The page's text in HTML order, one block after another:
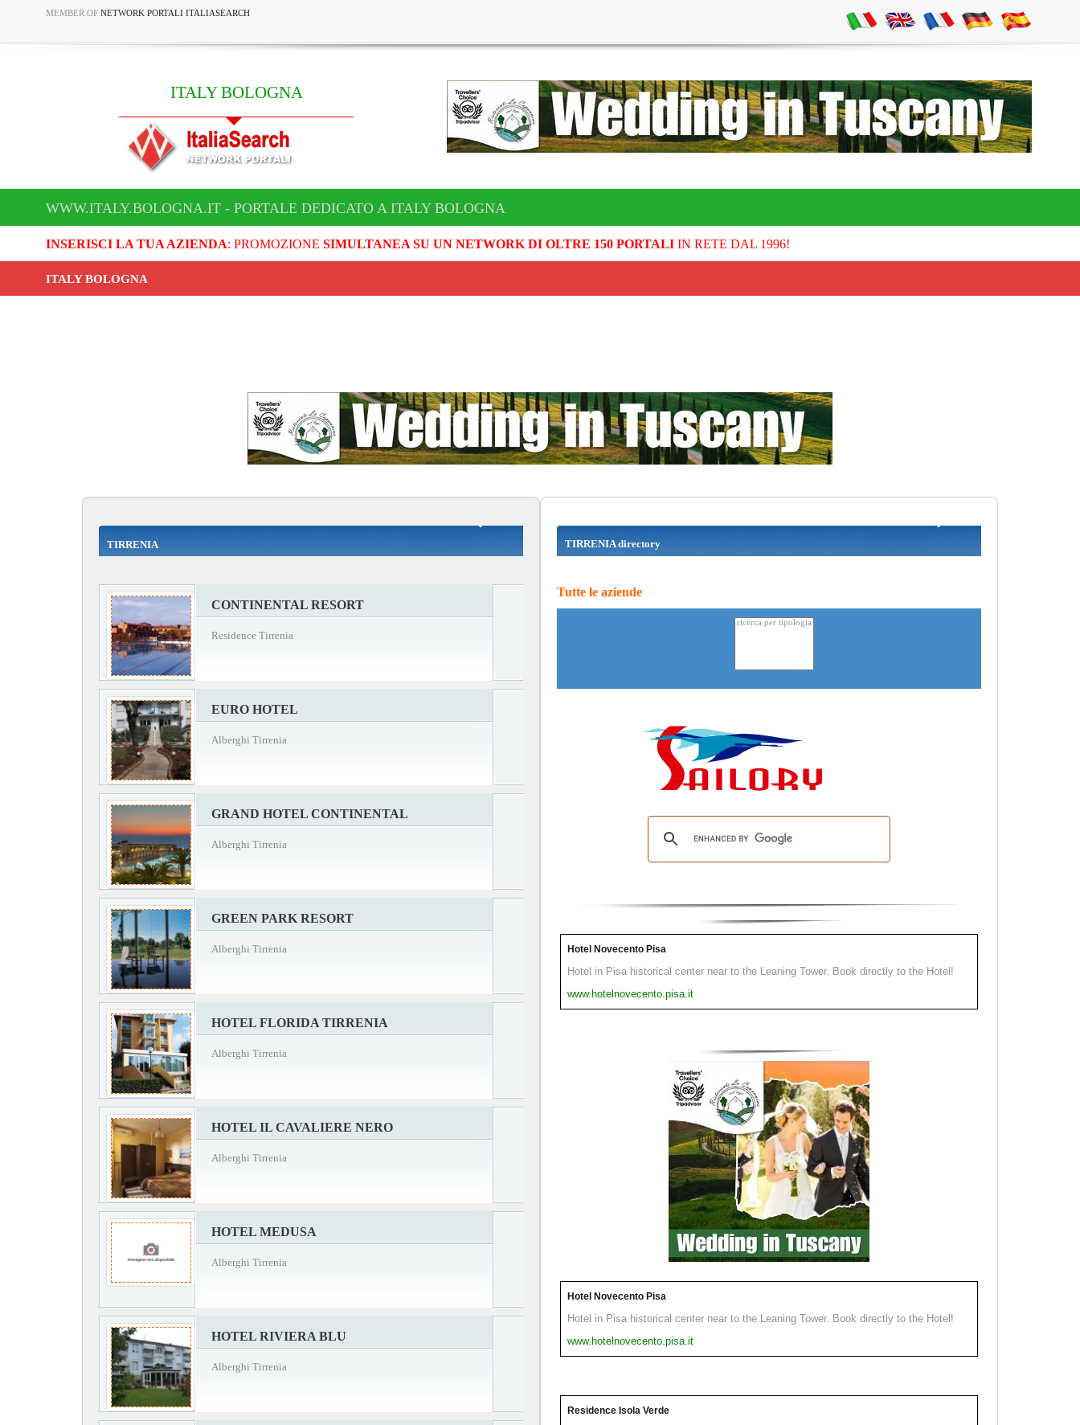
MEMBER OF NETWORK PORTALI ITALIASEARCH
ITALY BOLOGNA
WWW.ITALY.BOLOGNA.IT - PORTALE DEDICATO A ITALY BOLOGNA
INSERISCI LA TUA AZIENDA: PROMOZIONE SIMULTANEA SU UN NETWORK DI OLTRE 150 PORTALIIN RETE DAL 1996!
ITALY BOLOGNA
TIRRENIA
CONTINENTAL RESORT
Residence Tirrenia
EURO HOTEL
Alberghi Tirrenia
GRAND HOTEL CONTINENTAL
Alberghi Tirrenia
GREEN PARK RESORT
Alberghi Tirrenia
HOTEL FLORIDA TIRRENIA
Alberghi Tirrenia
HOTEL IL CAVALIERE NERO
Alberghi Tirrenia
HOTEL MEDUSA
Alberghi Tirrenia
HOTEL RIVIERA BLU
Alberghi Tirrenia
TIRRENIA directory
Tutte le aziende
Hotel Novecento Pisa
Hotel in Pisa historical center near to the Leaning Tower. Book directly to the Hotel!
www.hotelnovecento.pisa.it
Hotel Novecento Pisa
Hotel in Pisa historical center near to the Leaning Tower. Book directly to the Hotel!
www.hotelnovecento.pisa.it
Residence Isola Verde